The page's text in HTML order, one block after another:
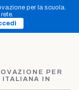
per la scuola.
PER
IN